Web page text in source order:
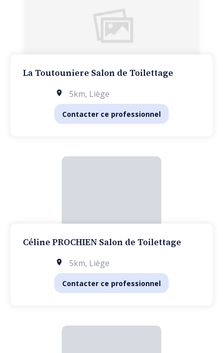
La Toutouniere Salon de Toilettage
5km, Liège
Contacter ce professionnel
Céline PROCHIEN Salon de Toilettage
5km, Liège
Contacter ce professionnel